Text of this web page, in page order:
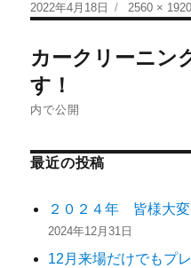
2022年4月18日 2560 × 1920
カークリーニ
す！
内で公開
最近の投稿
２０２４年 皆様大
2024年12月31日
12月来場だけでもプ